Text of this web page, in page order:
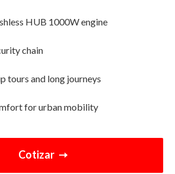
HUB 1000W engine
chain
tours and long journeys
for urban mobility
Cotizar